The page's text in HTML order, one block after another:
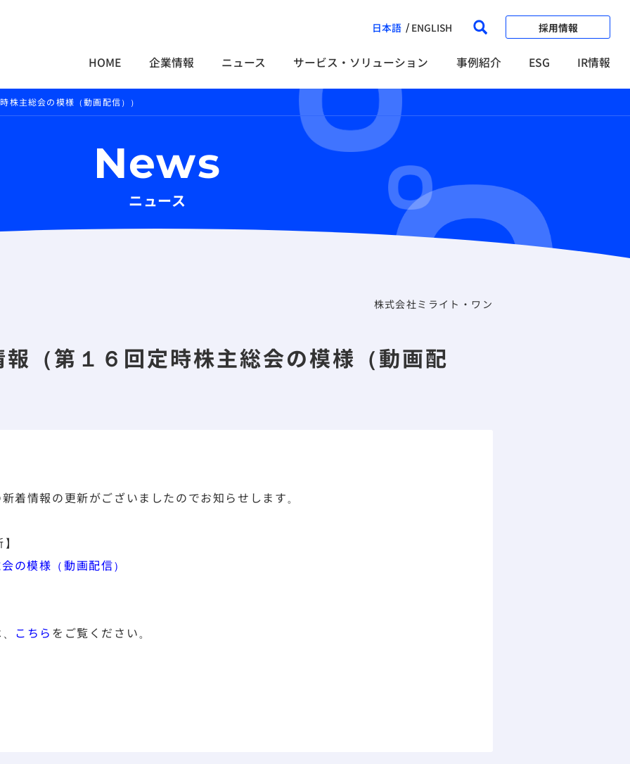
日本語 ENGLISH 採用情報
HOME 企業情報 ニュース サービス・ソリューション 事例紹介 ESG IR情報
株主総会の模様（動画配信））
News
ニュース
株式会社ミライト・ワン
報（第１６回定時株主総会の模様（動画配
着情報の更新がございましたのでお知らせします。
の模様（動画配信）
こちら をご覧ください。